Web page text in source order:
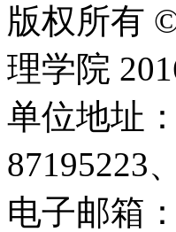
版权所有
理学院
单位地址
87195223
电子邮箱